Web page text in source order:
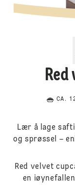
Red
CA.
Lær å lage
og sprøssel –
Red velvet
en